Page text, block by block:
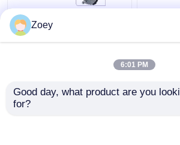
1460A096 1460A095
29400-2340 294000-
L200 2.4L 4N15 ডিজেলের
200
এলএক্স
Zoey
6:01 PM
Good day, what product are you
for?